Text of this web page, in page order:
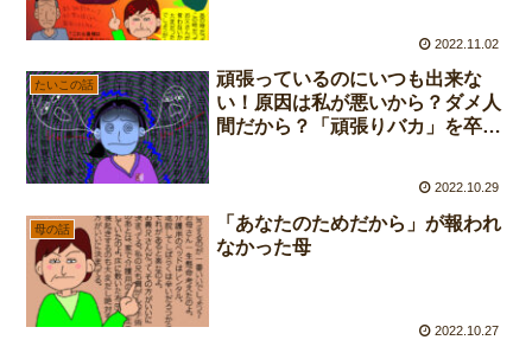
2022.11.02
たいこの話
頑張っているのにいつも出来な
い！原因は私が悪いから？ダメ人
間だから？「頑張りバカ」を卒業
2022.10.29
母の話
「あなたのためだから」が報われ
なかった母
2022.10.27